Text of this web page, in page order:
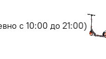
с 10:00 до 21:00)